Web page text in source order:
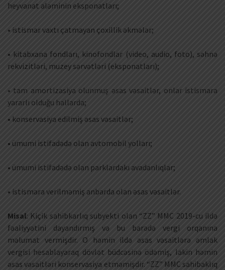
heyvanat aləminin eksponatları;
• istismar vaxtı çatmayan çoxillik əkmələr;
• kitabxana fondları, kinofondlar (video, audio, foto), səhnə
rekvizitləri, muzey sərvətləri (eksponatları);
• tam amortizasiya olunmuş əsas vəsaitlər, onlar istismara
yararlı olduğu hallarda;
• konservasiya edilmiş əsas vəsaitlər;
• ümumi istifadədə olan avtomobil yolları;
• ümumi istifadədə olan parklardakı avadanlıqlar;
• istismara verilməmiş anbarda olan əsas vəsaitlər.
Misal: Kiçik sahibkarlıq subyekti olan “ZZ” MMC 2019-cu ildə
fəaliyyətini dayandırmış və bu barədə vergi orqanına
məlumat vermişdir. O həmin ildə əsas vəsaitlərə əmlak
vergisi hesablayaraq dövlət büdcəsinə ödəmiş, lakin həmin
əsas vəsaitləri konservasiya etməmişdir. “ZZ” MMC sahibaklıq